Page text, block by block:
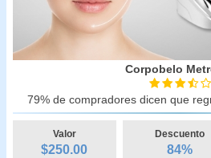
Corpobelo
79% de compradores dicen que
Valor
$250.00
Descuento
84%